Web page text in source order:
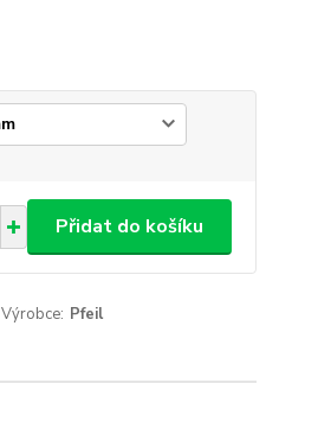
Přidat do košíku
Výrobce: Pfeil